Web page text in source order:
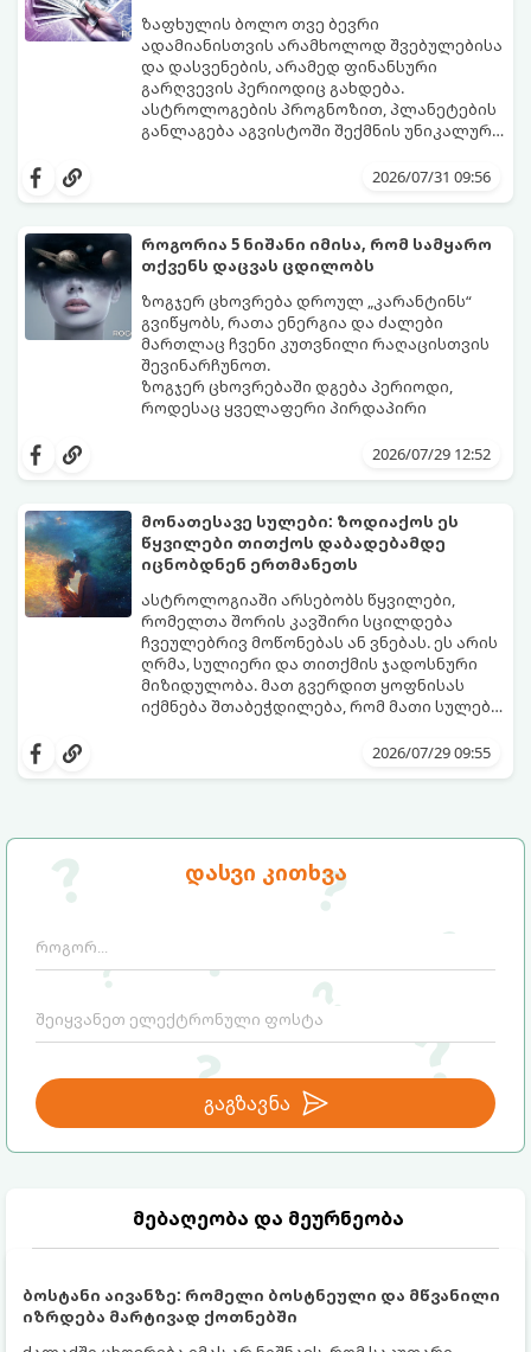
დასვი კითხვა
გაგზავნა
მებაღეობა და მეურნეობა
ბოსტანი აივანზე: რომელი ბოსტნეული და მწვანილი
იზრდება მარტივად ქოთნებში
ზაფხულის ბოლო თვე ბევრი
ადამიანისთვის არამხოლოდ შვებულებისა
და დასვენების, არამედ ფინანსური
გარღვევის პერიოდიც გახდება.
ასტროლოგების პროგნოზით, პლანეტების
განლაგება აგვისტოში შექმნის უნიკალურ
ზოდიაქოს 4 ნიშანს ფინანსური წარმატების
შორის, ვისაც აგვისტოში ფინანსური
2026/07/31 09:56
როგორია 5 ნიშანი იმისა, რომ სამყარო
თქვენს დაცვას ცდილობს
ზოგჯერ ცხოვრება დროულ „კარანტინს“
გვიწყობს, რათა ენერგია და ძალები
მართლაც ჩვენი კუთვნილი რაღაცისთვის
შევინარჩუნოთ.
ზოგჯერ ცხოვრებაში დგება პერიოდი,
როდესაც ყველაფერი პირდაპირი
იშლება მნიშვნელოვანი გარიგებები,
ახლობლებად ვთვლიდით, უეცრად მიდიან.
ასეთ მომენტებში ადვილია
სასოწარკვეთილებაში ჩავარდნა. თუმცა
ეზოთერიკასა და ფსიქოლოგიაში ეს
ფენომენი ხშირად სხვანაირად
განიხილება: როგორც სამყაროს (ან ჩვენი
არაცნობიერის) ფარული დამცავი
მექანიზმების მუშაობა, რომელთაც
რეალური, მაგრამ ჯერ კიდევ უხილავი
საფრთხისგან შორს მივყავართ.
აი, 5 აშკარა ნიშანი იმისა, რომ
მომხდარი მარცხი სასჯელი კი არა,
თქვენი დაცვისკენ მიმართული
სამყაროს მცდელობაა:
2026/07/29 12:52
მონათესავე სულები: ზოდიაქოს ეს
წყვილები თითქოს დაბადებამდე
იცნობდნენ ერთმანეთს
ასტროლოგიაში არსებობს წყვილები,
რომელთა შორის კავშირი სცილდება
ჩვეულებრივ მოწონებას ან ვნებას. ეს არის
ღრმა, სულიერი და თითქმის ჯადოსნური
მიზიდულობა. მათ გვერდით ყოფნისას
იქმნება შთაბეჭდილება, რომ მათი სულები
იდეალურ წყვილებს, რომლებიც
2026/07/29 09:55